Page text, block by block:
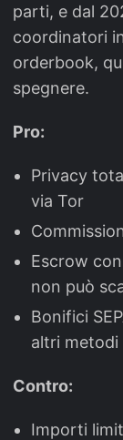
parti, e dal
coordinatori
orderbook,
spegnere.
Pro:
Privacy
via Tor
Escrow
non può
Bonifici
altri metodi
Contro:
Importi